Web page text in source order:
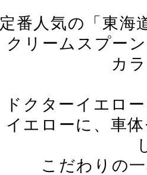
定番人気の「東海
クリームスプー
カ
ドクターイエロ
イエローに、車
こだわりの